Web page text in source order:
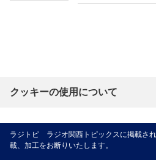
クッキーの使用について
ラジトピ ラジオ関西トピックスに掲載さ
載、加工をお断りいたします。